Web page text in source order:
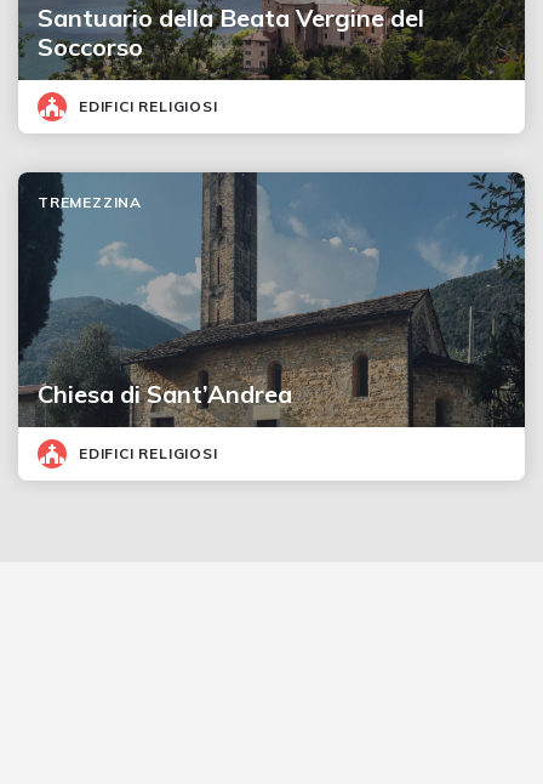
Santuario della Beata Vergine del
Soccorso
EDIFICI RELIGIOSI
Chiesa di Sant’Andrea
TREMEZZINA
EDIFICI RELIGIOSI